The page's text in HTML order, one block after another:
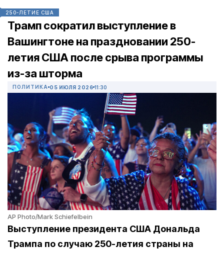
250-ЛЕТИЕ США
Трамп сократил выступление в
Вашингтоне на праздновании 250-
летия США после срыва программы
из-за шторма
ПОЛИТИКА 05 ИЮЛЯ 2026 11:30
AP Photo/Mark Schiefelbein
Выступление президента США Дональда
Трампа по случаю 250-летия страны на